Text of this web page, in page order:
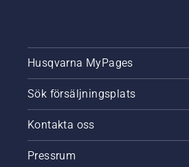
Husqvarna MyPages
Sök försäljningsplats
Kontakta oss
Pressrum